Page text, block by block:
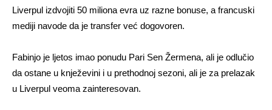
Liverpul izdvojiti 50 miliona evra uz razne bonuse, a francuski
mediji navode da je transfer već dogovoren.
Fabinjo je ljetos imao ponudu Pari Sen Žermena, ali je odlučio
da ostane u knježevini i u prethodnoj sezoni, ali je za prelazak
u Liverpul veoma zainteresovan.